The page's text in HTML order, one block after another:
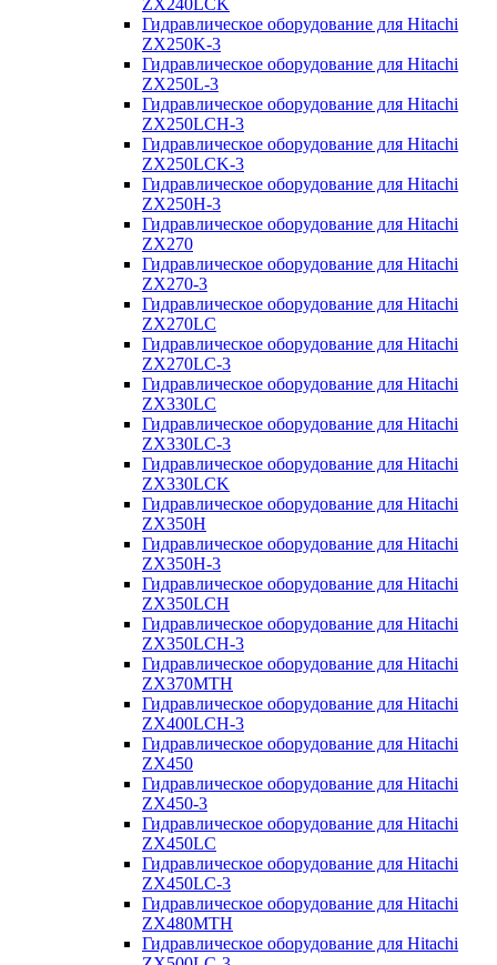
ZX240LCK
Гидравлическое оборудование для Hitachi
ZX250K-3
Гидравлическое оборудование для Hitachi
ZX250L-3
Гидравлическое оборудование для Hitachi
ZX250LCH-3
Гидравлическое оборудование для Hitachi
ZX250LCK-3
Гидравлическое оборудование для Hitachi
ZX250Н-3
Гидравлическое оборудование для Hitachi
ZX270
Гидравлическое оборудование для Hitachi
ZX270-3
Гидравлическое оборудование для Hitachi
ZX270LC
Гидравлическое оборудование для Hitachi
ZX270LC-3
Гидравлическое оборудование для Hitachi
ZX330LC
Гидравлическое оборудование для Hitachi
ZX330LC-3
Гидравлическое оборудование для Hitachi
ZX330LCK
Гидравлическое оборудование для Hitachi
ZX350H
Гидравлическое оборудование для Hitachi
ZX350H-3
Гидравлическое оборудование для Hitachi
ZX350LCH
Гидравлическое оборудование для Hitachi
ZX350LCH-3
Гидравлическое оборудование для Hitachi
ZX370MTH
Гидравлическое оборудование для Hitachi
ZX400LCH-3
Гидравлическое оборудование для Hitachi
ZX450
Гидравлическое оборудование для Hitachi
ZX450-3
Гидравлическое оборудование для Hitachi
ZX450LC
Гидравлическое оборудование для Hitachi
ZX450LC-3
Гидравлическое оборудование для Hitachi
ZX480MTH
Гидравлическое оборудование для Hitachi